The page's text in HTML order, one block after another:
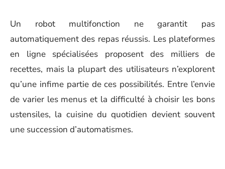
Un robot multifonction ne garantit pas
automatiquement des repas réussis. Les plateformes
en ligne spécialisées proposent des milliers de
recettes, mais la plupart des utilisateurs n’explorent
qu’une infime partie de ces possibilités. Entre l’envie
de varier les menus et la difficulté à choisir les bons
ustensiles, la cuisine du quotidien devient souvent
une succession d’automatismes.